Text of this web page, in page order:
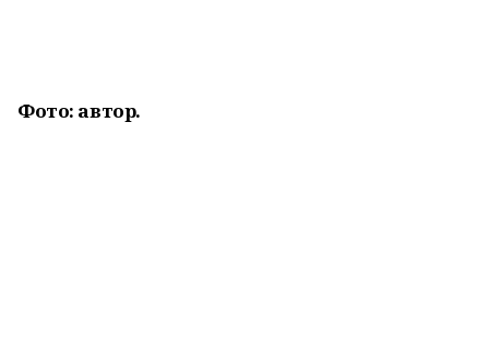
Фото: автор.